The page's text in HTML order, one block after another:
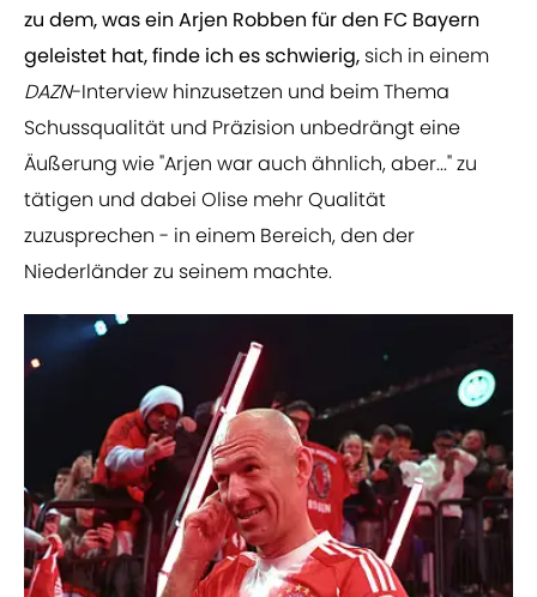
zu dem, was ein Arjen Robben für den FC Bayern
geleistet hat, finde ich es schwierig, sich in einem
DAZN-Interview hinzusetzen und beim Thema
Schussqualität und Präzision unbedrängt eine
Äußerung wie "Arjen war auch ähnlich, aber..." zu
tätigen und dabei Olise mehr Qualität
zuzusprechen - in einem Bereich, den der
Niederländer zu seinem machte.